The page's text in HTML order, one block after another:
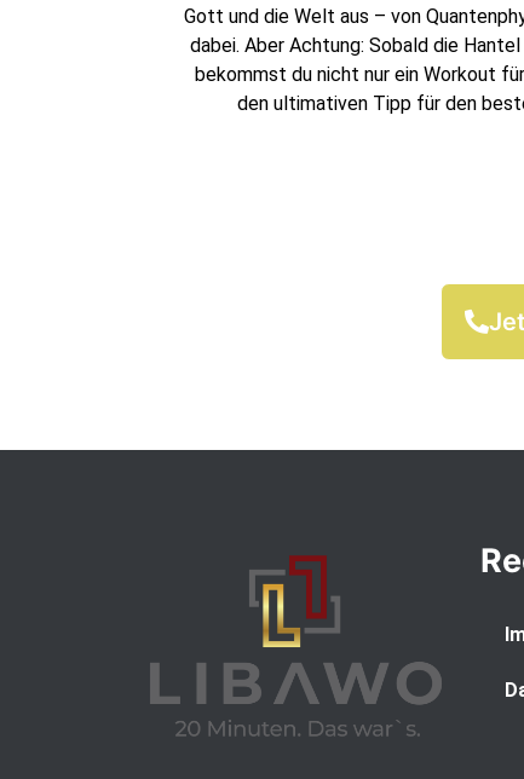
Gott und die Welt aus – von
dabei. Aber Achtung: Sobald die
bekommst du nicht nur ein Workout
den ultimativen Tipp für den